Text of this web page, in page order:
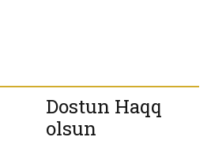
Dostun Haqq
olsun